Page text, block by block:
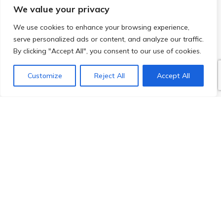
We value your privacy
We use cookies to enhance your browsing experience,
serve personalized ads or content, and analyze our traffic.
By clicking "Accept All", you consent to our use of cookies.
Customize Reject All Accept All